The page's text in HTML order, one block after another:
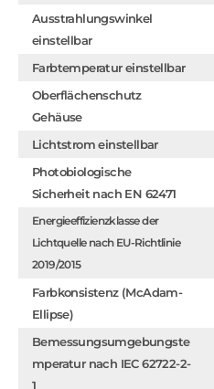
Ausstrahlungswinkel
einstellbar
Farbtemperatur einstellbar
Oberflächenschutz
Gehäuse
Lichtstrom einstellbar
Photobiologische
Sicherheit nach EN 62471
Energieeffizienzklasse der
Lichtquelle nach EU-Richtlinie
2019/2015
Farbkonsistenz (McAdam-
Ellipse)
Bemessungsumgebungste
mperatur nach IEC 62722-2-
1